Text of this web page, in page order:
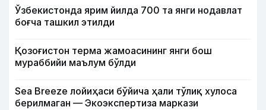
Ўзбекистонда ярим йилда 700 та янги нодавлат
боғча ташкил этилди
Қозоғистон терма жамоасининг янги бош
мураббийи маълум бўлди
Sea Breeze лойиҳаси бўйича ҳали тўлиқ хулоса
берилмаган — Экоэкспертиза маркази